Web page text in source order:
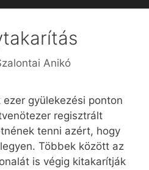
Anikó
gyülekezési ponton
regisztrált
tenni azért, hogy
Többek között az
is végig kitakarítják